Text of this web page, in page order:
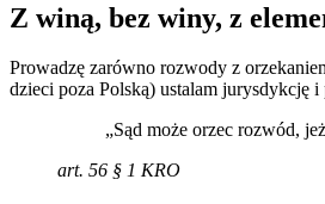
Z winą, bez winy, z
Prowadzę zarówno rozwody z
dzieci poza Polską) ustalam jurysdykcję
„Sąd może orzec rozwód,
art. 56 § 1 KRO